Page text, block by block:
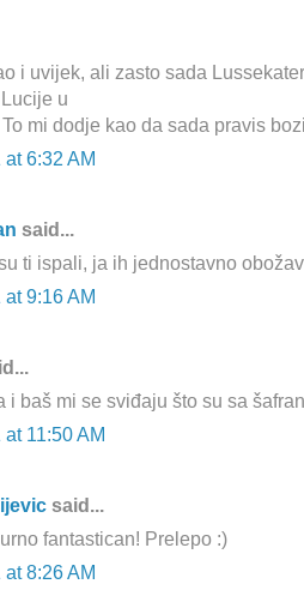
i uvijek, ali zasto sada
u
mi dodje kao da sada pravis
6:32 AM
said...
ti ispali, ja ih jednostavno
9:16 AM
i baš mi se sviđaju što su sa
11:50 AM
said...
fantastican! Prelepo :)
8:26 AM